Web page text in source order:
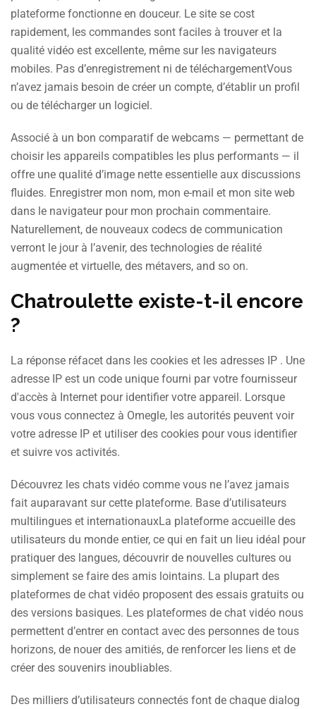
plateforme fonctionne en douceur. Le site se cost
rapidement, les commandes sont faciles à trouver et la
qualité vidéo est excellente, même sur les navigateurs
mobiles. Pas d’enregistrement ni de téléchargementVous
n’avez jamais besoin de créer un compte, d’établir un profil
ou de télécharger un logiciel.
Associé à un bon comparatif de webcams — permettant de
choisir les appareils compatibles les plus performants — il
offre une qualité d’image nette essentielle aux discussions
fluides. Enregistrer mon nom, mon e-mail et mon site web
dans le navigateur pour mon prochain commentaire.
Naturellement, de nouveaux codecs de communication
verront le jour à l’avenir, des technologies de réalité
augmentée et virtuelle, des métavers, and so on.
Chatroulette existe-t-il encore
?
La réponse réfacet dans les cookies et les adresses IP . Une
adresse IP est un code unique fourni par votre fournisseur
d'accès à Internet pour identifier votre appareil. Lorsque
vous vous connectez à Omegle, les autorités peuvent voir
votre adresse IP et utiliser des cookies pour vous identifier
et suivre vos activités.
Découvrez les chats vidéo comme vous ne l’avez jamais
fait auparavant sur cette plateforme. Base d’utilisateurs
multilingues et internationauxLa plateforme accueille des
utilisateurs du monde entier, ce qui en fait un lieu idéal pour
pratiquer des langues, découvrir de nouvelles cultures ou
simplement se faire des amis lointains. La plupart des
plateformes de chat vidéo proposent des essais gratuits ou
des versions basiques. Les plateformes de chat vidéo nous
permettent d’entrer en contact avec des personnes de tous
horizons, de nouer des amitiés, de renforcer les liens et de
créer des souvenirs inoubliables.
Des milliers d’utilisateurs connectés font de chaque dialog